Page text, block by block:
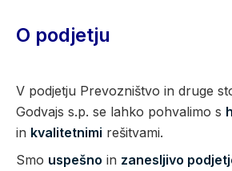
O podjetju
V podjetju Prevozništvo in druge
Godvajs s.p. se lahko pohvalimo s
in kvalitetnimi rešitvami.
Smo uspešno in zanesljivo